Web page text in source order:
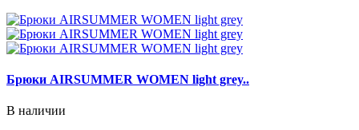
Брюки AIRSUMMER WOMEN light grey..
В наличии